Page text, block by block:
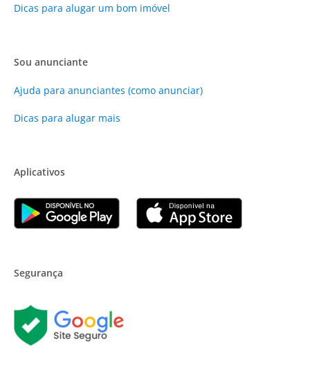
Dicas para alugar um bom imóvel
Sou anunciante
Ajuda para anunciantes (como anunciar)
Dicas para alugar mais
Aplicativos
Segurança